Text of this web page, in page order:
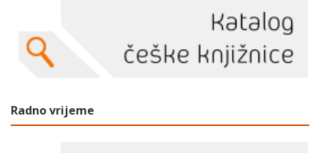
Radno vrijeme